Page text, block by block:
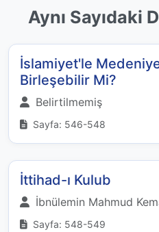
Aynı Sayıdaki
İslamiyet'le
Birleşebilir Mi?
Belirtilmemiş
Sayfa: 546-548
İttihad-ı Kulub
İbnülemin Mahmud
Sayfa: 548-549